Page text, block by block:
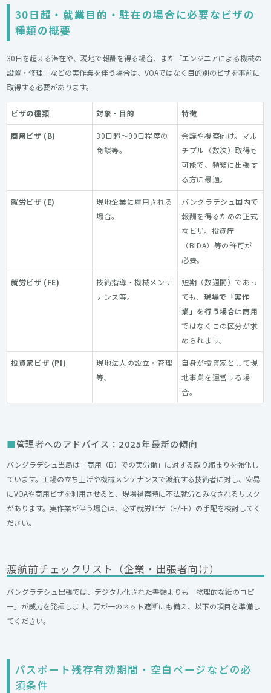
30日超・就業目的・駐在の場合に必要なビザの
種類の概要
30日を超える滞在や、現地で報酬を得る場合、また「エンジニアによる機械の
設置・修理」などの実作業を伴う場合は、VOAではなく目的別のビザを事前に
取得する必要があります。
ビザの種類 対象・目的 特徴
商用ビザ (B)
30日超〜90日程度の
商談等。
会議や視察向け。マル
チプル（数次）取得も
可能で、頻繁に出張す
る方に最適。
就労ビザ (E)
現地企業に雇用される
場合。
バングラデシュ国内で
報酬を得るための正式
なビザ。投資庁
（BIDA）等の許可が
必要。
就労ビザ (FE)
技術指導・機械メンテ
ナンス等。
短期（数週間）であっ
ても、現場で「実作
業」を行う場合は商用
ではなくこの区分が求
められます。
投資家ビザ (PI)
現地法人の設立・管理
等。
自身が投資家として現
地事業を運営する場
合。
管理者へのアドバイス：2025年最新の傾向
バングラデシュ当局は「商用（B）での実労働」に対する取り締まりを強化し
ています。工場の立ち上げや機械メンテナンスで渡航する技術者に対し、安易
にVOAや商用ビザを利用させると、現場視察時に不法就労とみなされるリスク
があります。実作業が伴う場合は、必ず就労ビザ（E/FE）の手配を検討してく
ださい。
渡航前チェックリスト（企業・出張者向け）
バングラデシュ出張では、デジタル化された書類よりも「物理的な紙のコピ
ー」が威力を発揮します。万が一のネット遮断にも備え、以下の項目を準備し
てください。
パスポート残存有効期間・空白ページなどの必
須条件